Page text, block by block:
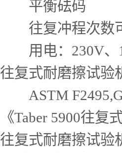
平衡砝码
往复冲程次数可
用电：230V、
往复式耐磨擦试验
ASTM
《Taber 5900往
往复式耐磨擦试验